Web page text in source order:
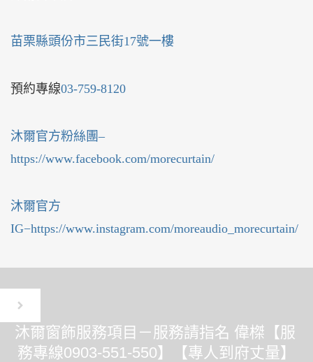
苗栗縣頭份市三民街17號一樓
預約專線03-759-8120
沐爾官方粉絲團–
https://www.facebook.com/morecurtain/
沐爾官方
IG−https://www.instagram.com/moreaudio_morecurtain/
沐爾窗飾服務項目－服務請指名 偉榤【服
務專線0903-551-550】【專人到府丈量】